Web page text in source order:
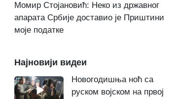
Момир Стојановић: Неко из државног
апарата Србије доставио је Приштини
моје податке
Најновији видеи
Новогодишња ноћ са
руском војском на првој